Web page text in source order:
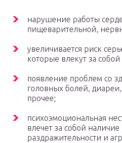
нарушение работы
пищеварительной,
увеличивается риск
которые влекут за собой
появление проблем со
головных болей,
прочее;
психоэмоциональная
влечет за собой
раздражительности и